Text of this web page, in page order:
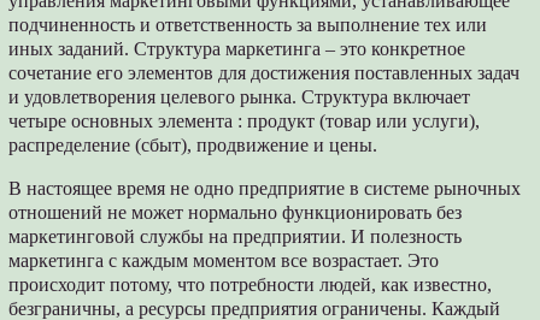
подчиненность и ответственность за выполнение тех или
иных заданий. Структура маркетинга – это конкретное
сочетание его элементов для достижения поставленных задач
и удовлетворения целевого рынка. Структура включает
четыре основных элемента : продукт (товар или услуги),
распределение (сбыт), продвижение и цены.
В настоящее время не одно предприятие в системе рыночных
отношений не может нормально функционировать без
маркетинговой службы на предприятии. И полезность
маркетинга с каждым моментом все возрастает. Это
происходит потому, что потребности людей, как известно,
безграничны, а ресурсы предприятия ограничены. Каждый